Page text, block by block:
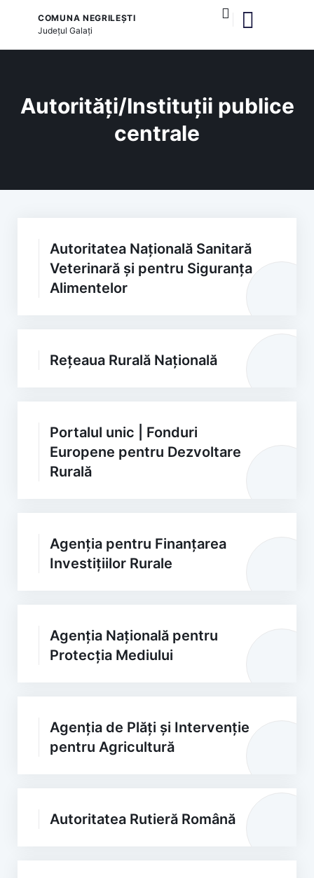
COMUNA NEGRILEȘTI
Județul Galați
Autorități/Instituții publice
centrale
Autoritatea Națională Sanitară
Veterinară și pentru Siguranța
Alimentelor
Rețeaua Rurală Națională
Portalul unic | Fonduri
Europene pentru Dezvoltare
Rurală
Agenția pentru Finanțarea
Investițiilor Rurale
Agenția Națională pentru
Protecția Mediului
Agenția de Plăți și Intervenție
pentru Agricultură
Autoritatea Rutieră Română